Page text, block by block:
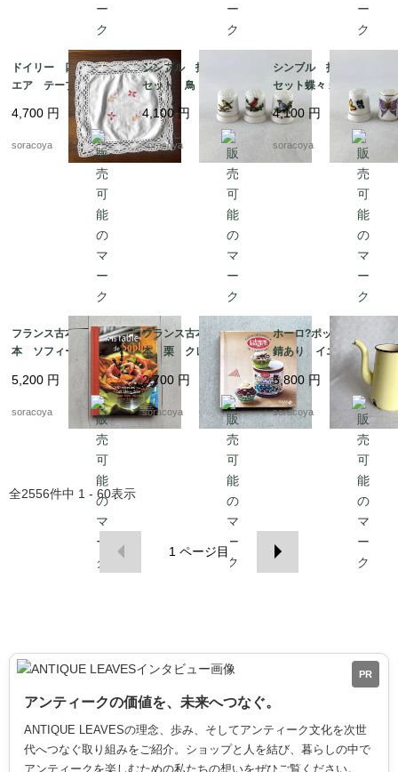
ドイリー 四角 スク
エア テーブルマッ
ト 花刺繍 12CLda1
9-４
4,700 円
soracoya
シンブル 指ぬき 3個
セット 鳥 小鳥 裁縫
道具 12otef2-8
4,100円
soracoya
シンブル 指ぬき 3個
セット蝶々 裁縫道具 1
2otef2-9
4,100 円
soracoya
フランス古本 レシピ
本 ソフィーのお料理
本 100レシピ 12ps
eh17-1
5,200 円
soracoya
フランス古本 レシピ
本 栗 クレマン・フ
ォジェ マロンクリー
ム 12pseg20-2
2,700 円
soracoya
ホーロ?ポット 蓋なし
錆あり イエロー ア
ウトドア 水差し 花
瓶 ガーデニング 12
kwdy4
5,800 円
soracoya
全2556件中 1 - 60表示
1 ページ目
PR
アンティークの価値を、未来へつなぐ。
ANTIQUE LEAVESの理念、歩み、そしてアンティーク文化を次世
代へつなぐ取り組みをご紹介。ショップと人を結び、暮らしの中で
アンティークを楽しむための私たちの想いをぜひご覧ください。